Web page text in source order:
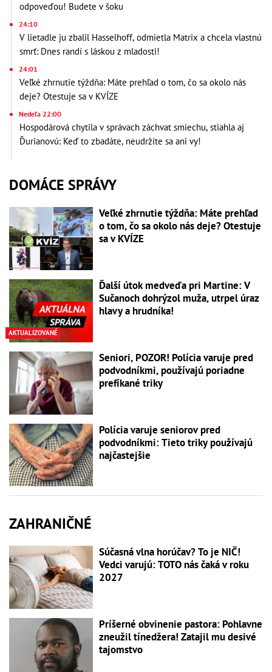
odpoveďou! Budete v šoku
24:10
V lietadle ju zbalil Hasselhoff, odmietla Matrix a chcela vlastnú
smrť: Dnes randí s láskou z mladosti!
24:01
Veľké zhrnutie týždňa: Máte prehľad o tom, čo sa okolo nás
deje? Otestuje sa v KVÍZE
Nedeľa 22:00
Hospodárová chytila v správach záchvat smiechu, stiahla aj
Ďurianovú: Keď to zbadáte, neudržíte sa ani vy!
DOMÁCE SPRÁVY
Veľké zhrnutie týždňa: Máte prehľad
o tom, čo sa okolo nás deje? Otestuje
sa v KVÍZE
AKTUALIZOVANÉ
Ďalší útok medveďa pri Martine: V
Sučanoch dohrýzol muža, utrpel úraz
hlavy a hrudníka!
Seniori, POZOR! Polícia varuje pred
podvodníkmi, používajú poriadne
prefíkané triky
Polícia varuje seniorov pred
podvodníkmi: Tieto triky používajú
najčastejšie
ZAHRANIČNÉ
Súčasná vlna horúčav? To je NIČ!
Vedci varujú: TOTO nás čaká v roku
2027
Príšerné obvinenie pastora: Pohlavne
zneužil tínedžera! Zatajil mu desivé
tajomstvo